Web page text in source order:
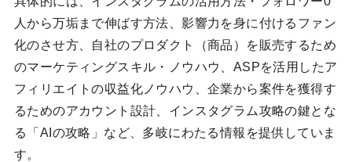
人から万垢まで伸ばす方法、影響力を身に付けるファン
化のさせ方、自社のプロダクト（商品）を販売するため
のマーケティングスキル・ノウハウ、ASPを活用したア
フィリエイトの収益化ノウハウ、企業から案件を獲得す
るためのアカウント設計、インスタグラム攻略の鍵とな
る「AIの攻略」など、多岐にわたる情報を提供していま
す。